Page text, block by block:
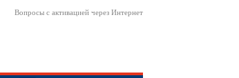
Вопросы c активацией через Интернет